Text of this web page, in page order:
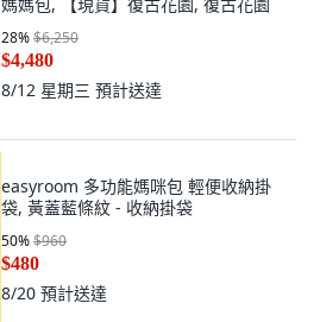
28%$6,250
$4,480
8/12 星期三 預計送達
easyroom 多功能媽咪包 輕便收納掛
袋, 黃蓋藍條紋 - 收納掛袋
50%$960
$480
8/20 預計送達